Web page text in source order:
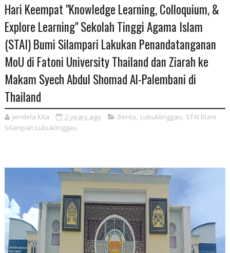
Hari Keempat "Knowledge Learning, Colloquium, &
Explore Learning" Sekolah Tinggi Agama Islam
(STAI) Bumi Silampari Lakukan Penandatanganan
MoU di Fatoni University Thailand dan Ziarah ke
Makam Syech Abdul Shomad Al-Palembani di
Thailand
Jendela Kita 2 years ago Berita, Lubuklinggau, STAI Bumi
Silampari Lubuklinggau